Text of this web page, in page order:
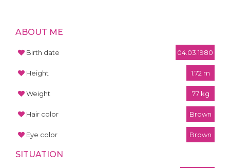
ABOUT ME
Birth date 04.03.1980
Height 1.72 m
Weight 77 kg
Hair color Brown
Eye color Brown
SITUATION